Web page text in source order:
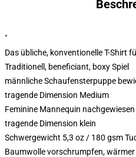
"
Das übliche, konventionelle T-Shirt
Traditionell, beneficiant, boxy Spiel
männliche Schaufensterpuppe
tragende Dimension Medium
Feminine Mannequin
tragende Dimension klein
Schwergewicht 5,3 oz / 180 gsm
Baumwolle vorschrumpfen,